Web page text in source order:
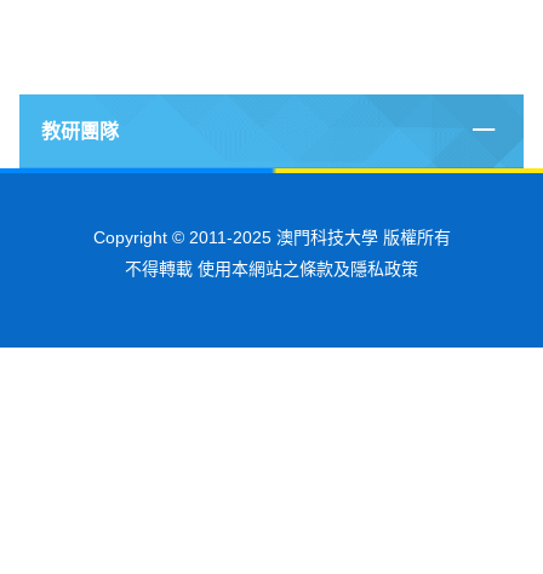
教研團隊
Copyright © 2011-2025 澳門科技大學 版權所有
不得轉載 使用本網站之條款及隱私政策